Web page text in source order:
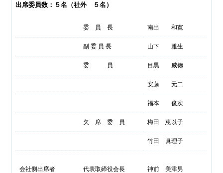
出席委員数：５名（社外 ５名）
委 員 長 南出 和寛
副 委 員 長 山下 雅生
委 員 目黒 威徳
安藤 元二
福本 俊次
欠 席 委 員 梅田 恵以子
竹田 眞理子
会社側出席者 代表取締役会長 神前 美津男